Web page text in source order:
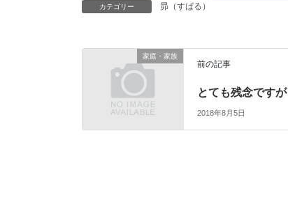
カテゴリー 昴（すばる）
家庭・家族
前の記事
とても残念ですが
2018年8月5日